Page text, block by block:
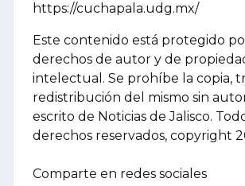
https://cuchapala.udg.mx/
Este contenido está protegido
derechos de autor y de
intelectual. Se prohíbe la copia,
redistribución del mismo sin
escrito de Noticias de Jalisco.
derechos reservados, copyright
Comparte en redes sociales